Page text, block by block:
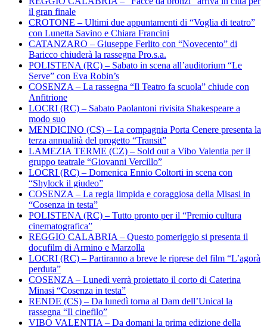
il gran finale
CROTONE – Ultimi due appuntamenti di “Voglia di teatro”
con Lunetta Savino e Chiara Francini
CATANZARO – Giuseppe Ferlito con “Novecento” di
Baricco chiuderà la rassegna Pro.s.a.
POLISTENA (RC) – Sabato in scena all’auditorium “Le
Serve” con Eva Robin’s
COSENZA – La rassegna “Il Teatro fa scuola” chiude con
Anfitrione
LOCRI (RC) – Sabato Paolantoni rivisita Shakespeare a
modo suo
MENDICINO (CS) – La compagnia Porta Cenere presenta la
terza annualità del progetto “Transit”
LAMEZIA TERME (CZ) – Sold out a Vibo Valentia per il
gruppo teatrale “Giovanni Vercillo”
LOCRI (RC) – Domenica Ennio Coltorti in scena con
“Shylock il giudeo”
COSENZA – La regia limpida e coraggiosa della Misasi in
“Cosenza in testa”
POLISTENA (RC) – Tutto pronto per il “Premio cultura
cinematografica”
REGGIO CALABRIA – Questo pomeriggio si presenta il
docufilm di Armino e Marzolla
LOCRI (RC) – Partiranno a breve le riprese del film “L’agorà
perduta”
COSENZA – Lunedì verrà proiettato il corto di Caterina
Minasi “Cosenza in testa”
RENDE (CS) – Da lunedì torna al Dam dell’Unical la
rassegna “Il cinefilo”
VIBO VALENTIA – Da domani la prima edizione della